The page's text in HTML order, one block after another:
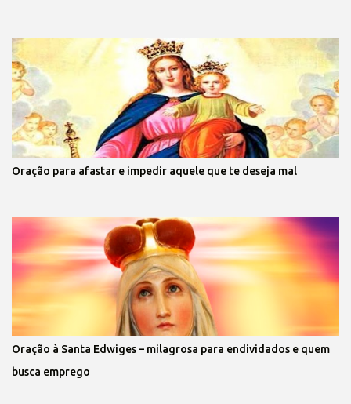
Oração para afastar e impedir aquele que te deseja mal
Oração à Santa Edwiges – milagrosa para endividados e quem
busca emprego